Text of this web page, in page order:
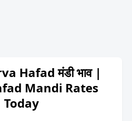
Hafad मंडी भाव |
Mandi Rates
Today